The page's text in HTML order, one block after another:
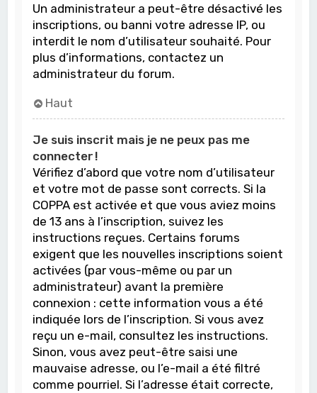
Un administrateur a peut-être désactivé les
inscriptions, ou banni votre adresse IP, ou
interdit le nom d’utilisateur souhaité. Pour
plus d’informations, contactez un
administrateur du forum.
Haut
Je suis inscrit mais je ne peux pas me
connecter !
Vérifiez d’abord que votre nom d’utilisateur
et votre mot de passe sont corrects. Si la
COPPA est activée et que vous aviez moins
de 13 ans à l’inscription, suivez les
instructions reçues. Certains forums
exigent que les nouvelles inscriptions soient
activées (par vous-même ou par un
administrateur) avant la première
connexion : cette information vous a été
indiquée lors de l’inscription. Si vous avez
reçu un e-mail, consultez les instructions.
Sinon, vous avez peut-être saisi une
mauvaise adresse, ou l’e-mail a été filtré
comme pourriel. Si l’adresse était correcte,